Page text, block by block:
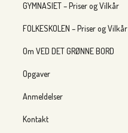
GYMNASIET – Priser og Vilkår
FOLKESKOLEN – Priser og Vilkår
Om VED DET GRØNNE BORD
Opgaver
Anmeldelser
Kontakt